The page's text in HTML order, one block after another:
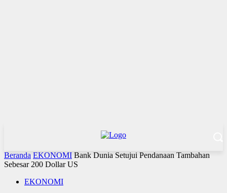
Beranda EKONOMI Bank Dunia Setujui Pendanaan Tambahan
Sebesar 200 Dollar US
EKONOMI